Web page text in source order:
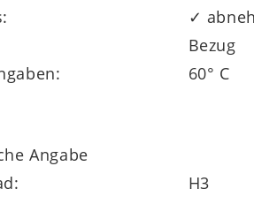
sowie in drei
✓
Bezug
60° C
Angabe
H3